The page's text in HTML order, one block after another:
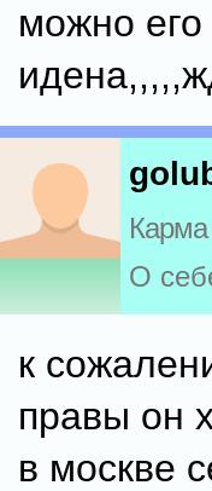
можно его
О
к
правы он
в москве